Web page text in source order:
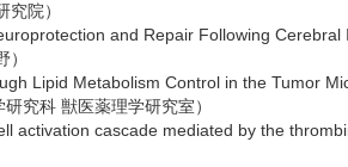
院）
and Repair Following Cerebral
Lipid Metabolism Control in the Tumor
究科 獣医薬理学研究室）
activation cascade mediated by the